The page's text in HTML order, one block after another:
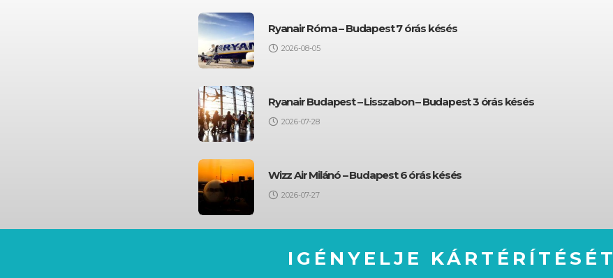
Ryanair Róma – Budapest 7 órás késés
2026-08-05
Ryanair Budapest – Lisszabon – Budapest 3 órás késés
2026-07-28
Wizz Air Milánó – Budapest 6 órás késés
2026-07-27
IGÉNYELJE KÁRTÉRÍTÉSÉT